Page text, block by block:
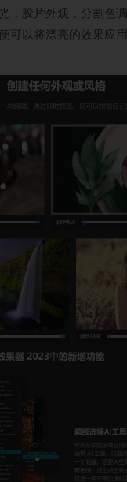
，胶片外观，分割色
可以将漂亮的效果应